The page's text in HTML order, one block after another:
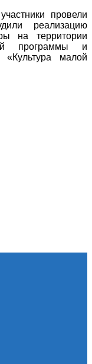
провели
реализацию
на территории
программы и
«Культура малой